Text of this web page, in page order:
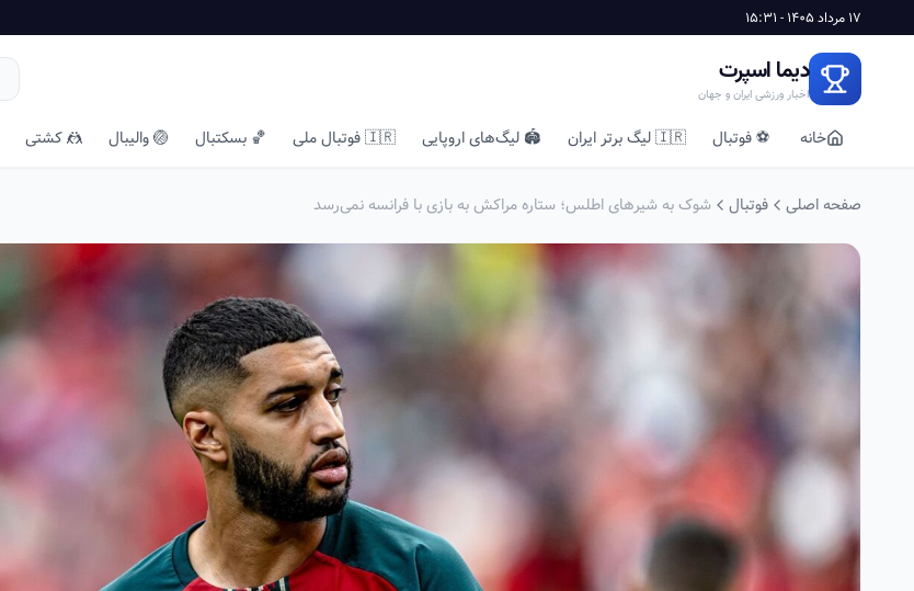
17 مرداد 1405 - 15:31
دیما اسپرت
اخبار ورزشی ایران و جهان
خانه ⚽ فوتبال 🇮🇷 لیگ برتر ایران 🏟️ لیگ‌های اروپایی 🇮🇷 فوتبال ملی 🏀 بسکتبال 🏐 والیبال 🤼 کشتی
صفحه اصلی فوتبال شوک به شیرهای اطلس؛ ستاره مراکش به بازی با فرانسه نمی‌رسد